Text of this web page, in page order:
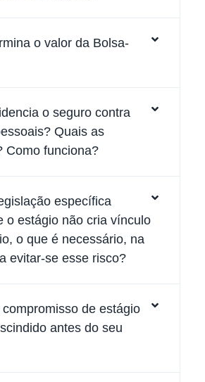
o valor da Bolsa-
o seguro contra
Quais as
Como funciona?
específica
o estágio não cria vínculo
o que é necessário, na
evitar-se esse risco?
de estágio
antes do seu